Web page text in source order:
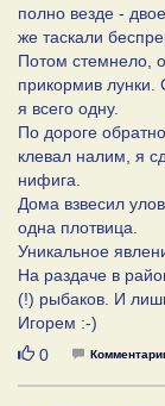
полно везде -
же таскали
Потом стемнело,
прикормив лунки.
я всего одну.
По дороге
клевал налим, я
нифига.
Дома взвесил
одна плотвица.
Уникальное
На раздаче в
(!) рыбаков. И
Игорем :-)
Нравится
0